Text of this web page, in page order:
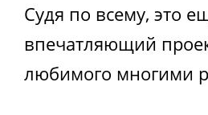
Судя по всему, это
впечатляющий
любимого многими